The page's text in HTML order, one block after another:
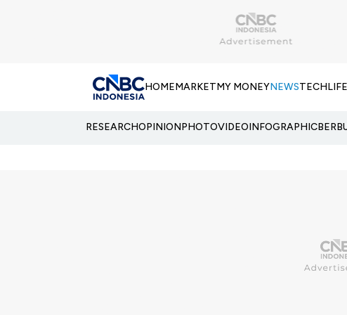
HOMEMARKETMY MONEYNEWSTECH
RESEARCHOPINIONPHOTOVIDEOINFOGRAPHIC